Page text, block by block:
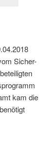
Sicher-
kam die